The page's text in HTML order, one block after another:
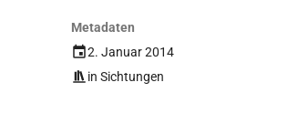
Metadaten
2. Januar 2014
inSichtungen